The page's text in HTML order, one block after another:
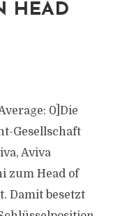
HEAD
0]Die
Gesellschaft
Aviva
zum Head of
Damit besetzt